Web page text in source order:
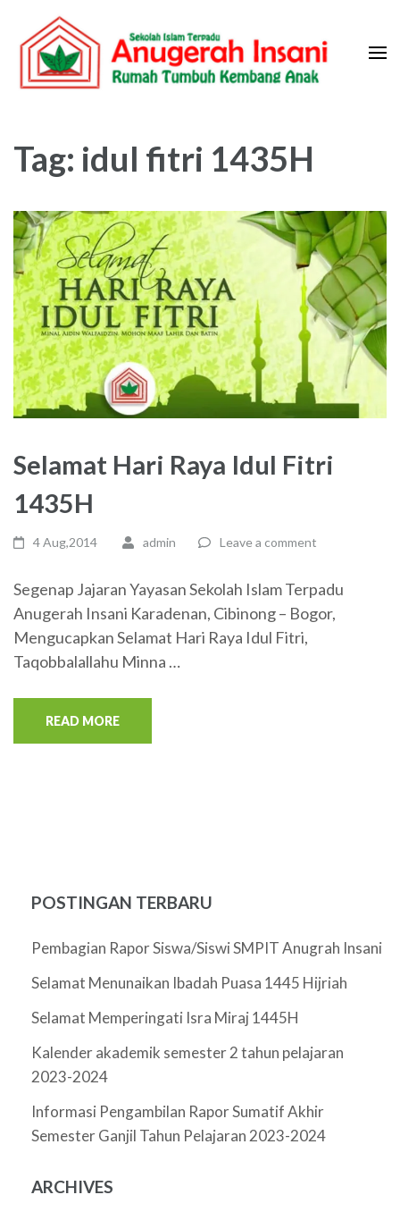
content
(Press
Tag: idul fitri 1435H
Selamat Hari Raya Idul Fitri
1435H
4 Aug,2014 admin Leave a comment
Segenap Jajaran Yayasan Sekolah Islam Terpadu
Anugerah Insani Karadenan, Cibinong – Bogor,
Mengucapkan Selamat Hari Raya Idul Fitri,
Taqobbalallahu Minna …
READ MORE
POSTINGAN TERBARU
Pembagian Rapor Siswa/Siswi SMPIT Anugrah Insani
Selamat Menunaikan Ibadah Puasa 1445 Hijriah
Selamat Memperingati Isra Miraj 1445H
Kalender akademik semester 2 tahun pelajaran
2023-2024
Informasi Pengambilan Rapor Sumatif Akhir
Semester Ganjil Tahun Pelajaran 2023-2024
ARCHIVES